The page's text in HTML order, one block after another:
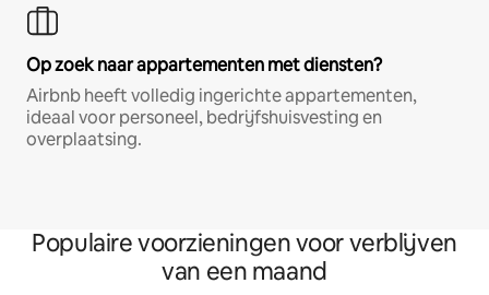
Op zoek naar appartementen met diensten?
Airbnb heeft volledig ingerichte appartementen,
ideaal voor personeel, bedrijfshuisvesting en
overplaatsing.
Populaire voorzieningen voor verblijven
van een maand